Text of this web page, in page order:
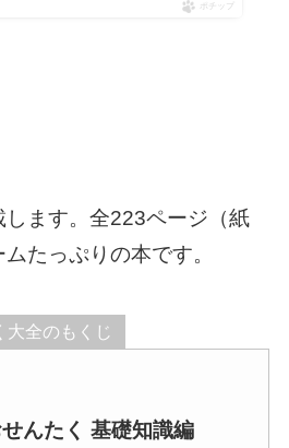
ポチップ
ます。全223ページ（紙
たっぷりの本です。
大全のもくじ
んたく 基礎知識編